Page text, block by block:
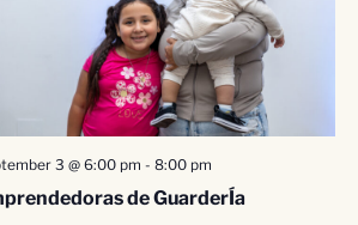
de GuarderÍa
3 @ 6:00 pm - 8:00 pm